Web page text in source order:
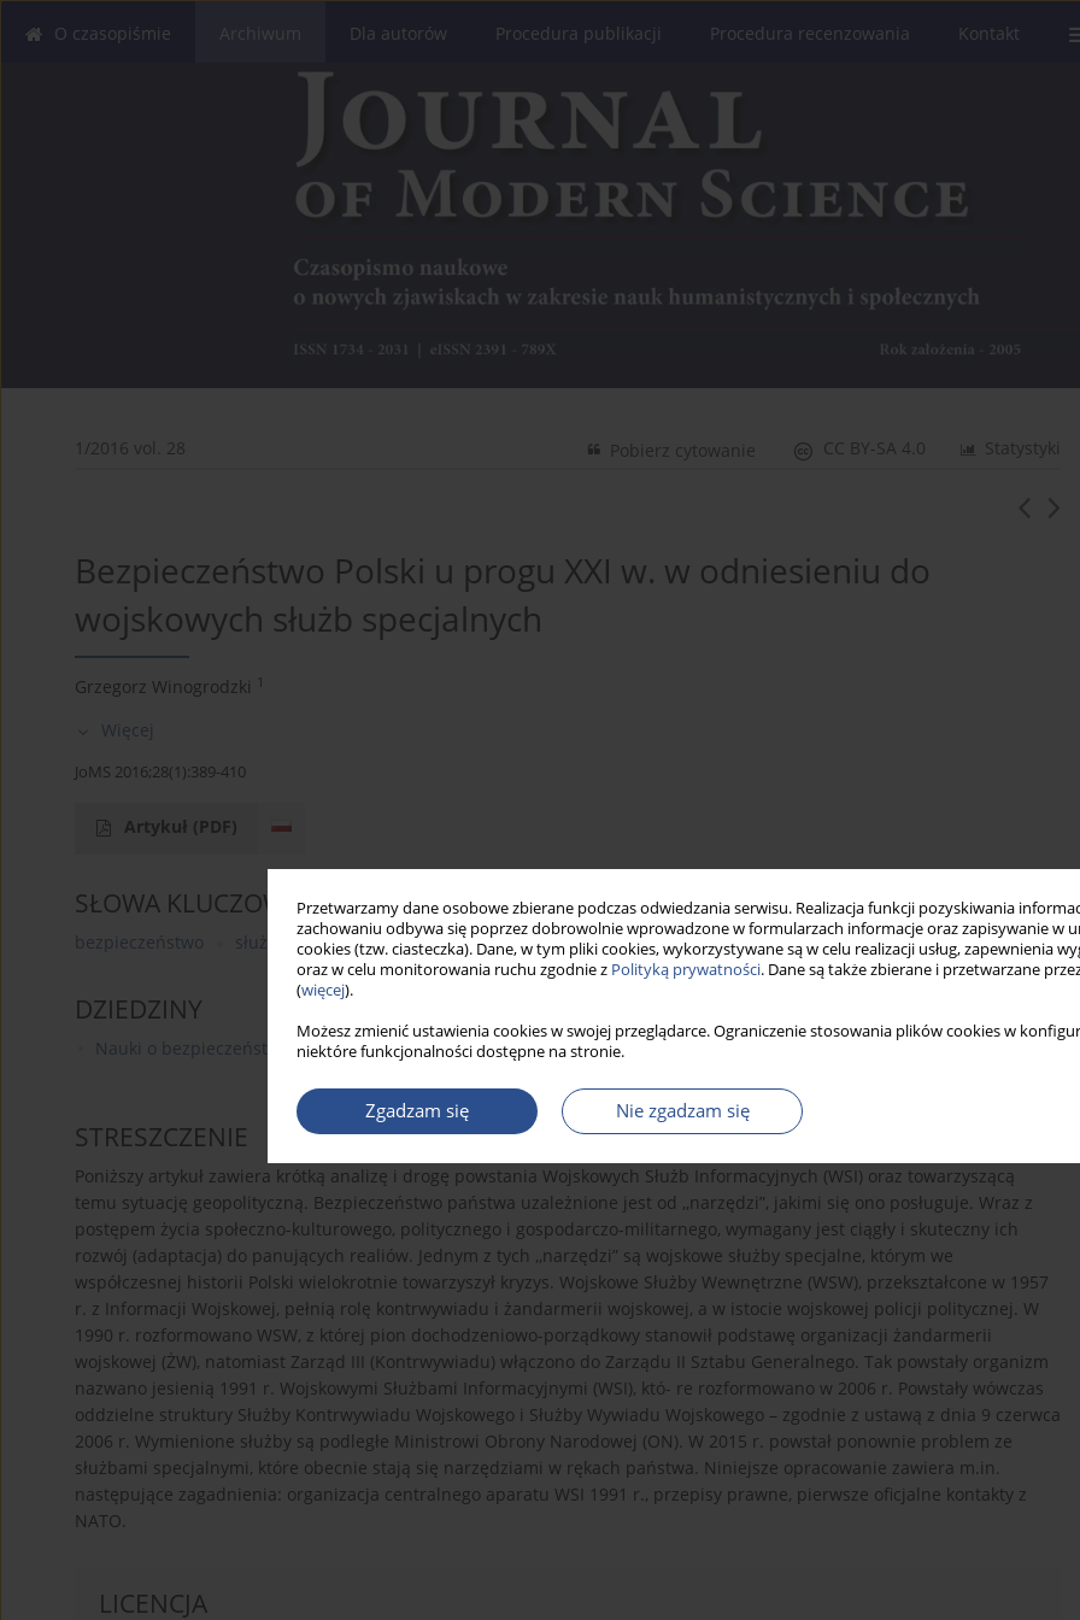
Przetwarzamy dane osobowe zbierane podczas odwiedzania serwisu. Realizacja funkcji pozyskiwania
zachowaniu odbywa się poprzez dobrowolnie wprowadzone w formularzach informacje oraz zapisywanie w
cookies (tzw. ciasteczka). Dane, w tym pliki cookies, wykorzystywane są w celu realizacji usług, zapewnienia
oraz w celu monitorowania ruchu zgodnie z Polityką prywatności. Dane są także zbierane i przetwarzane
(więcej).
Możesz zmienić ustawienia cookies w swojej przeglądarce. Ograniczenie stosowania plików cookies w
niektóre funkcjonalności dostępne na stronie.
Zgadzam się Nie zgadzam się
O czasopiśmie Archiwum Dla autorów Procedura publikacji Procedura recenzowania Kontakt
1/2016 vol. 28 Statystyki
CC BY-SA 4.0
Pobierz cytowanie
Bezpieczeństwo Polski u progu XXI w. w odniesieniu do
wojskowych służb specjalnych
Grzegorz Winogrodzki 1
Więcej
JoMS 2016;28(1):389-410
Artykuł (PDF)
SŁOWA KLUCZOWE
bezpieczeństwo służby specjalne wywiad kontrwywiad NATO kryzys
DZIEDZINY
Nauki o bezpieczeństwie
STRESZCZENIE
Poniższy artykuł zawiera krótką analizę i drogę powstania Wojskowych Służb Informacyjnych (WSI) oraz towarzyszącą
temu sytuację geopolityczną. Bezpieczeństwo państwa uzależnione jest od ,,narzędzi”, jakimi się ono posługuje. Wraz z
postępem życia społeczno-kulturowego, politycznego i gospodarczo-militarnego, wymagany jest ciągły i skuteczny ich
rozwój (adaptacja) do panujących realiów. Jednym z tych ,,narzędzi” są wojskowe służby specjalne, którym we
współczesnej historii Polski wielokrotnie towarzyszył kryzys. Wojskowe Służby Wewnętrzne (WSW), przekształcone w 1957
r. z Informacji Wojskowej, pełnią rolę kontrwywiadu i żandarmerii wojskowej, a w istocie wojskowej policji politycznej. W
1990 r. rozformowano WSW, z której pion dochodzeniowo-porządkowy stanowił podstawę organizacji żandarmerii
wojskowej (ŻW), natomiast Zarząd III (Kontrwywiadu) włączono do Zarządu II Sztabu Generalnego. Tak powstały organizm
nazwano jesienią 1991 r. Wojskowymi Służbami Informacyjnymi (WSI), któ- re rozformowano w 2006 r. Powstały wówczas
oddzielne struktury Służby Kontrwywiadu Wojskowego i Służby Wywiadu Wojskowego – zgodnie z ustawą z dnia 9 czerwca
2006 r. Wymienione służby są podległe Ministrowi Obrony Narodowej (ON). W 2015 r. powstał ponownie problem ze
służbami specjalnymi, które obecnie stają się narzędziami w rękach państwa. Niniejsze opracowanie zawiera m.in.
następujące zagadnienia: organizacja centralnego aparatu WSI 1991 r., przepisy prawne, pierwsze oficjalne kontakty z
NATO.
LICENCJA